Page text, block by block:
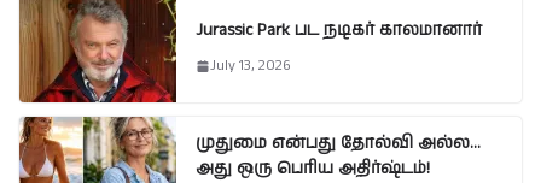
Jurassic Park பட நடிகர் காலமானார்
July 13, 2026
முதுமை என்பது தோல்வி அல்ல…
அது ஒரு பெரிய அதிர்ஷ்டம்!